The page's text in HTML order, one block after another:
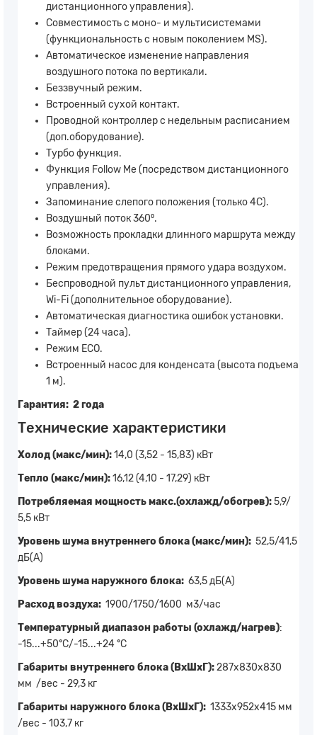
дистанционного управления).
Совместимость с моно- и мультисистемами
(функциональность с новым поколением MS).
Автоматическое изменение направления
воздушного потока по вертикали.
Беззвучный режим.
Встроенный сухой контакт.
Проводной контроллер с недельным расписанием
(доп.оборудование).
Турбо функция.
Функция Follow Me (посредством дистанционного
управления).
Запоминание слепого положения (только 4C).
Воздушный поток 360⁰.
Возможность прокладки длинного маршрута между
блоками.
Режим предотвращения прямого удара воздухом.
Беспроводной пульт дистанционного управления,
Wi-Fi (дополнительное оборудование).
Автоматическая диагностика ошибок установки.
Таймер (24 часа).
Режим ECO.
Встроенный насос для конденсата (высота подъема
1 м).
Гарантия: 2 года
Технические характеристики
Холод (макс/мин):14,0 (3,52 - 15,83) кВт
Тепло (макс/мин):16,12 (4,10 - 17,29) кВт
Потребляемая мощность макс.(охлажд/обогрев):5,9/
5,5 кВт
Уровень шума внутреннего блока (макс/мин): 52,5/41,5
дБ(А)
Уровень шума наружного блока: 63,5 дБ(А)
Расход воздуха: 1900/1750/1600 м3/час
Температурный диапазон работы (охлажд/нагрев):
-15...+50°C/-15...+24 °C
Габариты внутреннего блока (ВхШхГ):287х830х830
мм /вес - 29,3 кг
Габариты наружного блока (ВхШхГ): 1333х952x415 мм
/вес - 103,7 кг